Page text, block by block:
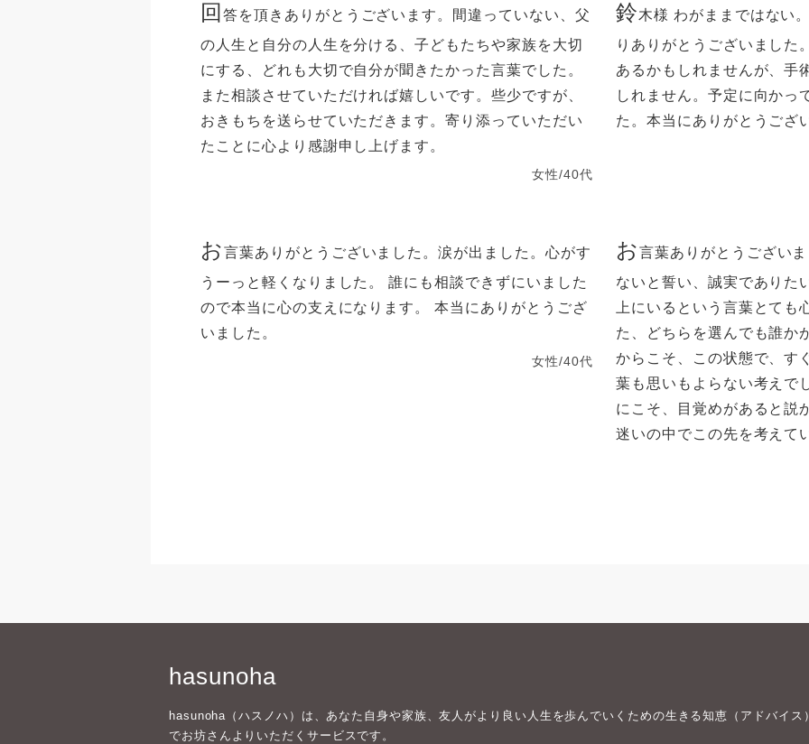
回 答を頂きありがとうございます。間違っていない、父
の人生と自分の人生を分ける、子どもたちや家族を大切
にする、どれも大切で自分が聞きたかった言葉でした。
また相談させていただければ嬉しいです。些少ですが、
おきもちを送らせていただきます。寄り添っていただい
たことに心より感謝申し上げます。
女性/40代
鈴木様 わがままではない
りありがとうございました
あるかもしれませんが、手
しれません。予定に向かっ
た。本当にありがとうござ
お言葉ありがとうございました。涙が出ました。心がす
うーっと軽くなりました。 誰にも相談できずにいました
ので本当に心の支えになります。 本当にありがとうござ
いました。
女性/40代
お言葉ありがとうござい
ないと誓い、誠実でありた
上にいるという言葉とても
た、どちらを選んでも誰か
からこそ、この状態で、す
葉も思いもよらない考えで
にこそ、目覚めがあると説
迷いの中でこの先を考えて
hasunoha
hasunoha（ハスノハ）は、あなた自身や家族、友人がより良い人生を歩んでいくための生きる知恵（アドバイス
でお坊さんよりいただくサービスです。